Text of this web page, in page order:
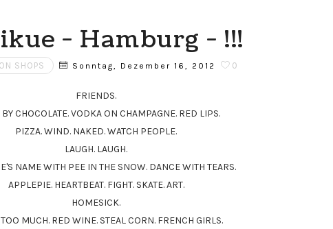
- Hamburg - !!!
SHOPS Sonntag, Dezember 16, 2012 0
FRIENDS.
BY CHOCOLATE. VODKA ON CHAMPAGNE. RED LIPS.
PIZZA. WIND. NAKED. WATCH PEOPLE.
LAUGH. LAUGH.
NAME WITH PEE IN THE SNOW. DANCE WITH TEARS.
APPLEPIE. HEARTBEAT. FIGHT. SKATE. ART.
HOMESICK.
MUCH. RED WINE. STEAL CORN. FRENCH GIRLS.